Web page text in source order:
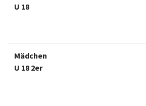
U 18
Mädchen
U 18 2er